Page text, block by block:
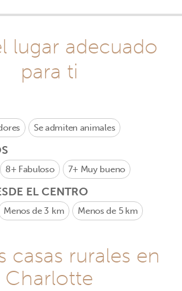
lugar adecuado
para ti
Se admiten animales
8+ Fabuloso 7+ Muy bueno
EL CENTRO
Menos de 3 km Menos de 5 km
casas rurales en
Charlotte